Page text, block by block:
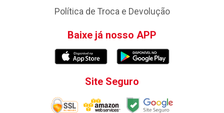
Política de Troca e Devolução
Baixe já nosso APP
Site Seguro